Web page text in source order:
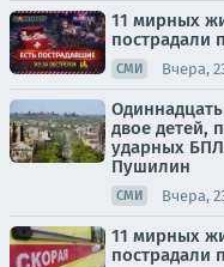
11 мирных
пострадали
СМИ Вчера,
двое детей,
ударных
Пушилин
СМИ Вчера,
11 мирных
пострадали